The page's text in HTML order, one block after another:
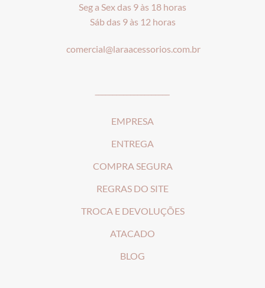
Seg a Sex das 9 às 18 horas
Sáb das 9 às 12 horas
comercial@laraacessorios.com.br
EMPRESA
ENTREGA
COMPRA SEGURA
REGRAS DO SITE
TROCA E DEVOLUÇÕES
ATACADO
BLOG